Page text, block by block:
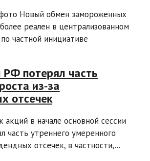
Новый обмен замороженных
реален в централизованном
частной инициативе
потерял часть
из-за
отсечек
акций в начале основной сессии
часть утреннего умеренного
отсечек, в частности,...